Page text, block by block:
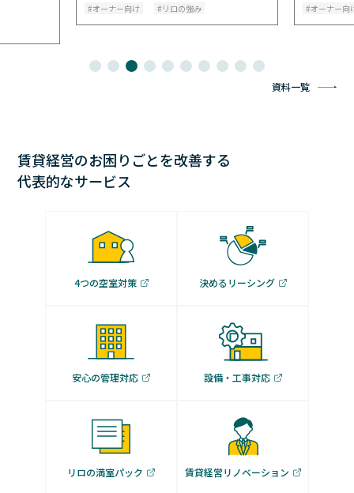
オーナー向け リロの強み オーナー向
資料一覧
賃貸経営のお困りごとを改善する
代表的なサービス
4つの空室対策 決めるリーシング
安心の管理対応 設備・工事対応
リロの満室パック 賃貸経営リノベーション